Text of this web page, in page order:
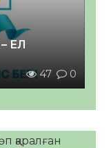
ЕЛ
47 0
қаралған